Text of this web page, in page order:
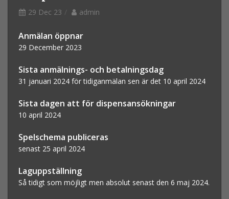
29 Dec 23 admin
Anmälan öppnar
29 December 2023
Sista anmälnings- och betalningsdag
31 januari 2024 för tidiganmälan sen är det 10 april 2024
Sista dagen att för dispensansökningar
10 april 2024
Spelschema publiceras
senast 25 april 2024
Laguppställning
Så tidigt som möjligt men absolut senast den 6 maj 2024.